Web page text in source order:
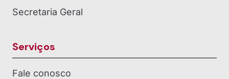
Secretaria Geral
Serviços
Fale conosco